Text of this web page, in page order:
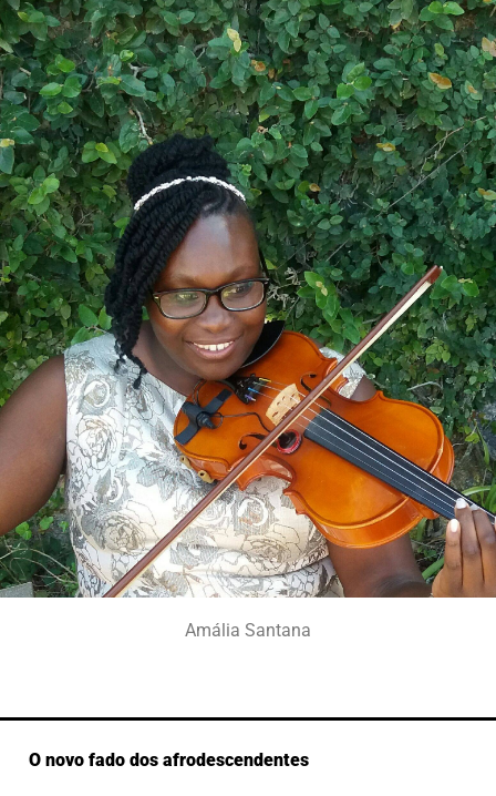
Amália Santana
O novo fado dos afrodescendentes